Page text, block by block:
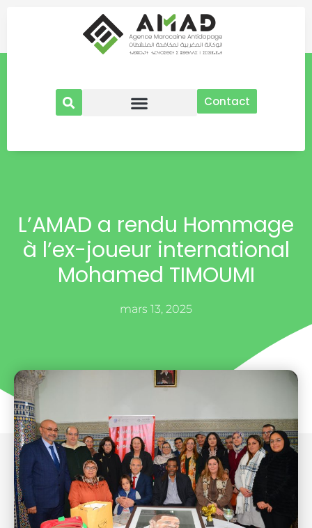
Contact
L’AMAD a rendu Hommage
à l’ex-joueur international
Mohamed TIMOUMI
mars 13, 2025